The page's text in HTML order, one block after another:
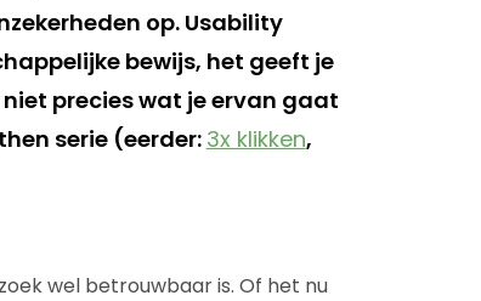
op. Usability
bewijs, het geeft je
precies wat je ervan gaat
serie (eerder: 3x klikken,
wel betrouwbaar is. Of het nu